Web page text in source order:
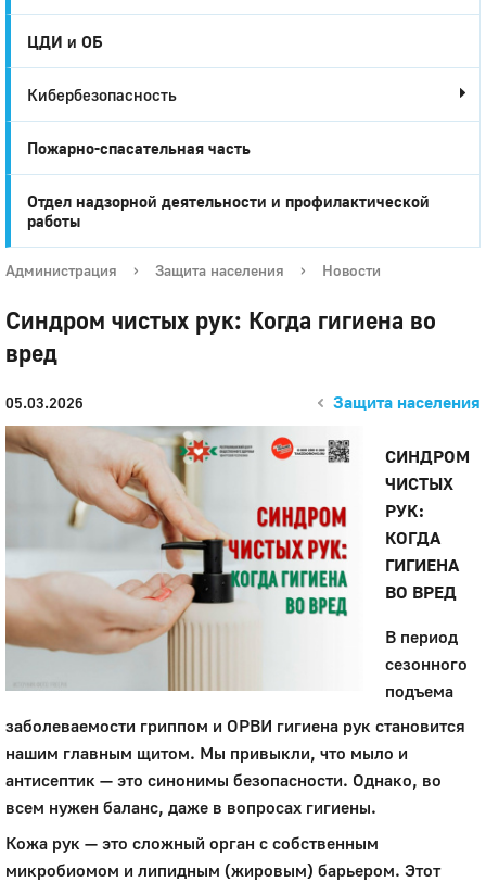
ЦДИ и ОБ
Кибербезопасность
Пожарно-спасательная часть
Отдел надзорной деятельности и профилактической
работы
Администрация › Защита населения › Новости
Синдром чистых рук: Когда гигиена во
вред
05.03.2026 Защита населения
СИНДРОМ
ЧИСТЫХ
РУК:
КОГДА
ГИГИЕНА
ВО ВРЕД
В период
сезонного
подъема
заболеваемости гриппом и ОРВИ гигиена рук становится
нашим главным щитом. Мы привыкли, что мыло и
антисептик — это синонимы безопасности. Однако, во
всем нужен баланс, даже в вопросах гигиены.
Кожа рук — это сложный орган с собственным
микробиомом и липидным (жировым) барьером. Этот